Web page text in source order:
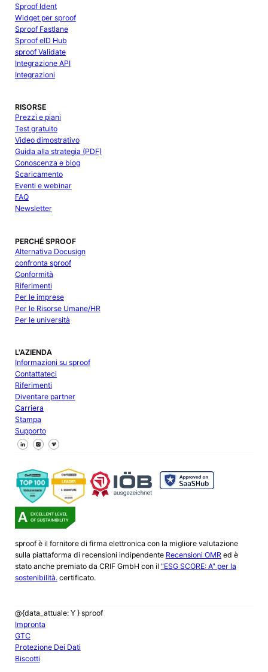
Sproof Ident
Widget per sproof
Sproof Fastlane
Sproof eID Hub
sproof Validate
Integrazione API
Integrazioni
RISORSE
Prezzi e piani
Test gratuito
Video dimostrativo
Guida alla strategia (PDF)
Conoscenza e blog
Scaricamento
Eventi e webinar
FAQ
Newsletter
PERCHÉ SPROOF
Alternativa Docusign
confronta sproof
Conformità
Riferimenti
Per le imprese
Per le Risorse Umane/HR
Per le università
L'AZIENDA
Informazioni su sproof
Contattateci
Riferimenti
Diventare partner
Carriera
Stampa
Supporto
Seguici su Facebook
Seguici su X
Seguici su LinkedIn
sproof è il fornitore di firma elettronica con la migliore valutazione
sulla piattaforma di recensioni indipendente Recensioni OMRed è
stato anche premiato da CRIF GmbH con il "ESG SCORE: A" per la
sostenibilità.certificato.
@{data_attuale: Y } sproof
Impronta
GTC
Protezione Dei Dati
Biscotti